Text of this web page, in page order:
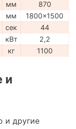
мм
870
мм
1800x1500
сек
44
кВт
2,2
кг 1100
и
и другие